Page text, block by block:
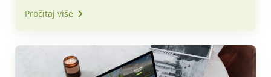
Pročitaj više